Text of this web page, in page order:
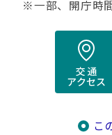
※一部、開庁時
こ